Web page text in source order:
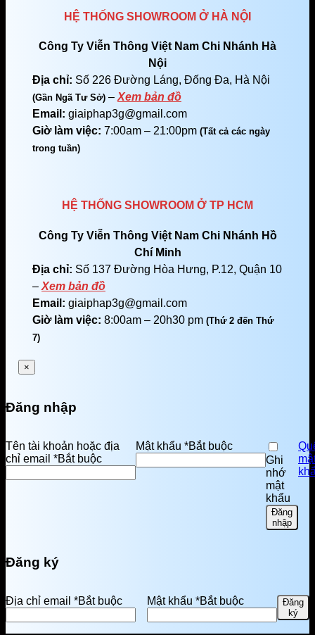
HỆ THỐNG SHOWROOM Ở HÀ NỘI
Công Ty Viễn Thông Việt Nam Chi Nhánh Hà
Nội
Địa chỉ: Số 226 Đường Láng, Đống Đa, Hà Nội
(Gần Ngã Tư Sở) – Xem bản đồ
Email: giaiphap3g@gmail.com
Giờ làm việc: 7:00am – 21:00pm (Tất cả các ngày
trong tuần)
HỆ THỐNG SHOWROOM Ở TP HCM
Công Ty Viễn Thông Việt Nam Chi Nhánh Hồ
Chí Minh
Địa chỉ: Số 137 Đường Hòa Hưng, P.12, Quận 10
– Xem bản đồ
Email: giaiphap3g@gmail.com
Giờ làm việc: 8:00am – 20h30 pm (Thứ 2 đến Thứ
7)
×
Đăng nhập
Tên tài khoản hoặc địa
chỉ email *Bắt buộc
Mật khẩu *Bắt buộc
Ghi
nhớ
mật
khẩu
Đăng
nhập
Đăng ký
Địa chỉ email *Bắt buộc Mật khẩu *Bắt buộc
Đăng
ký